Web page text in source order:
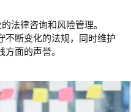
法律咨询和风险管理。
断变化的法规，同时维护
面的声誉。